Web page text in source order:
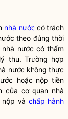
nhà nước có trách
theo đúng thời
nhà nước có thẩm
thu. Trường hợp
nước không thực
hoặc nộp tiền
của cơ quan nhà
nộp và chấp hành